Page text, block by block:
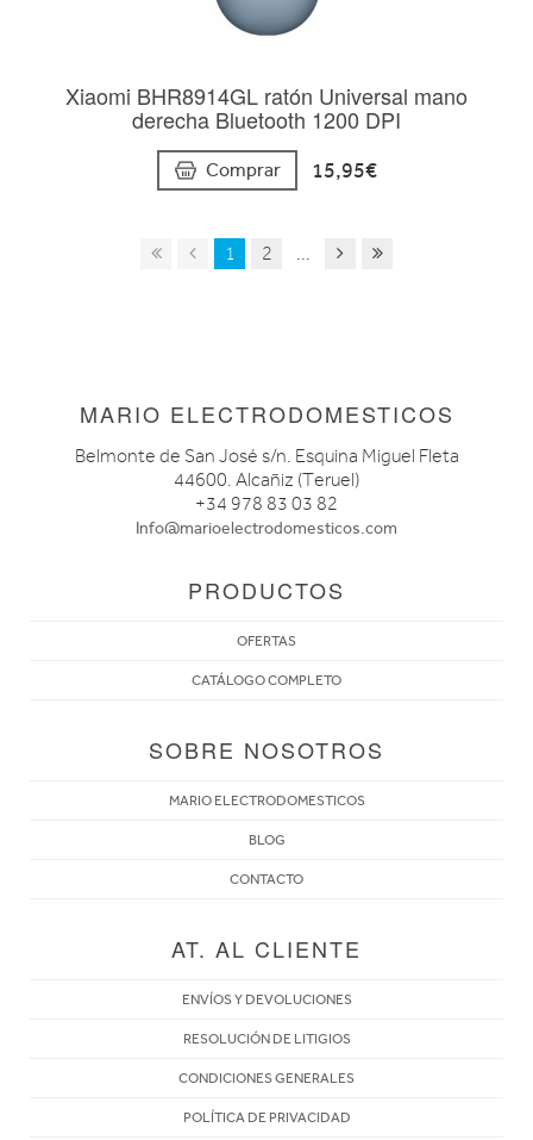
Xiaomi BHR8914GL ratón Universal mano
derecha Bluetooth 1200 DPI
Comprar 15,95€
1 2 ...
MARIO ELECTRODOMESTICOS
Belmonte de San José s/n. Esquina Miguel Fleta
44600. Alcañiz (Teruel)
+34 978 83 03 82
Info@marioelectrodomesticos.com
PRODUCTOS
OFERTAS
CATÁLOGO COMPLETO
SOBRE NOSOTROS
MARIO ELECTRODOMESTICOS
BLOG
CONTACTO
AT. AL CLIENTE
ENVÍOS Y DEVOLUCIONES
RESOLUCIÓN DE LITIGIOS
CONDICIONES GENERALES
POLÍTICA DE PRIVACIDAD